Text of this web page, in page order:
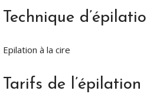
Technique
Epilation à la cire
Tarifs de l’épilation